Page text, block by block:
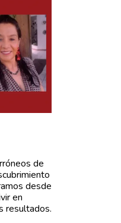
de
desde
en
resultados.